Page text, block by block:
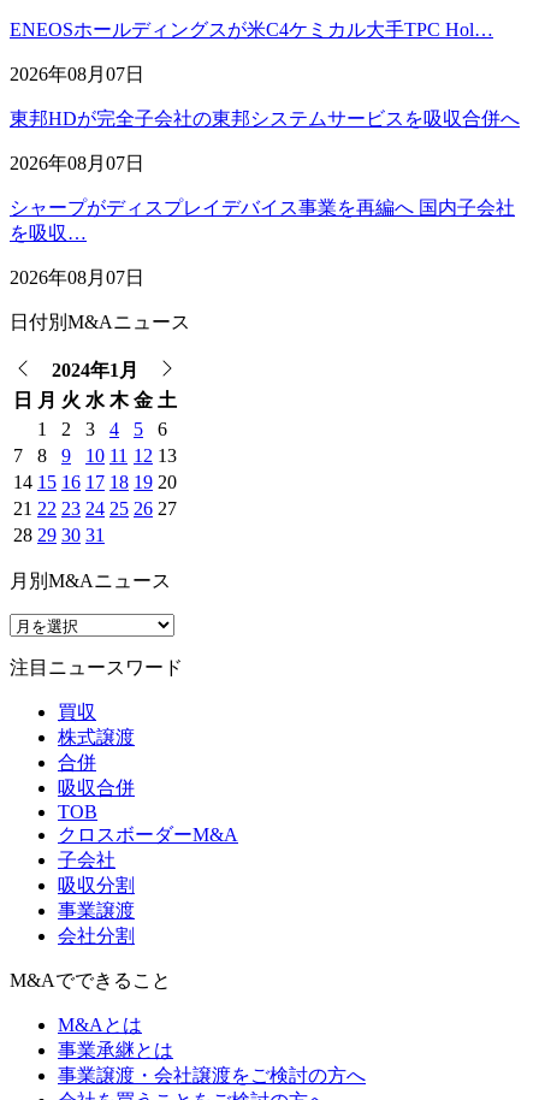
ENEOSホールディングスが米C4ケミカル大手TPC Hol…
2026年08月07日
東邦HDが完全子会社の東邦システムサービスを吸収合併へ
2026年08月07日
シャープがディスプレイデバイス事業を再編へ 国内子会社
を吸収…
2026年08月07日
日付別M&Aニュース
2024年1月
日
月 火 水 木 金 土
1
2 3 4 5
6
7
8 9 10 11 12 13
14 15 16 17 18 19 20
21 22 23 24 25 26 27
28 29 30 31
月別M&Aニュース
注目ニュースワード
買収
株式譲渡
合併
吸収合併
TOB
クロスボーダーM&A
子会社
吸収分割
事業譲渡
会社分割
M&Aでできること
M&Aとは
事業承継とは
事業譲渡・会社譲渡をご検討の方へ